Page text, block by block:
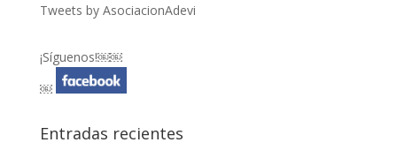
Tweets by AsociacionAdevi
¡Síguenos!￼￼
￼
Entradas recientes